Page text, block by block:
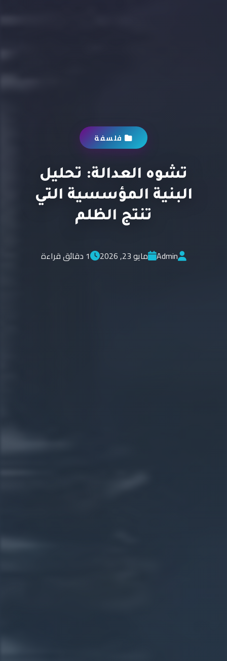
فلسفة
تشوه العدالة: تحليل
البنية المؤسسية التي
تنتج الظلم
Admin مايو 23, 2026 1 دقائق قراءة